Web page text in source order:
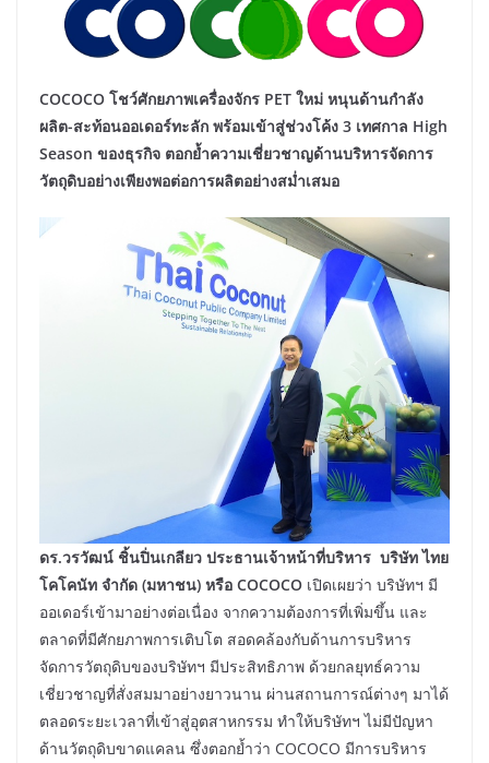
COCOCO โชว์ศักยภาพเครื่องจักร PET ใหม่ หนุนด้านกำลัง
ผลิต-สะท้อนออเดอร์ทะลัก พร้อมเข้าสู่ช่วงโค้ง 3 เทศกาล High
Season ของธุรกิจ ตอกย้ำความเชี่ยวชาญด้านบริหารจัดการ
วัตถุดิบอย่างเพียงพอต่อการผลิตอย่างสม่ำเสมอ
ดร.วรวัฒน์ ชิ้นปิ่นเกลียว ประธานเจ้าหน้าที่บริหาร บริษัท ไทย
โคโคนัท จำกัด (มหาชน) หรือ COCOCO เปิดเผยว่า บริษัทฯ มี
ออเดอร์เข้ามาอย่างต่อเนื่อง จากความต้องการที่เพิ่มขึ้น และ
ตลาดที่มีศักยภาพการเติบโต สอดคล้องกับด้านการบริหาร
จัดการวัตถุดิบของบริษัทฯ มีประสิทธิภาพ ด้วยกลยุทธ์ความ
เชี่ยวชาญที่สั่งสมมาอย่างยาวนาน ผ่านสถานการณ์ต่างๆ มาได้
ตลอดระยะเวลาที่เข้าสู่อุตสาหกรรม ทำให้บริษัทฯ ไม่มีปัญหา
ด้านวัตถุดิบขาดแคลน ซึ่งตอกย้ำว่า COCOCO มีการบริหาร